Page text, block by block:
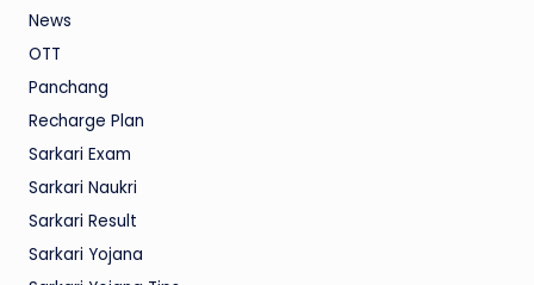
News
OTT
Panchang
Recharge Plan
Sarkari Exam
Sarkari Naukri
Sarkari Result
Sarkari Yojana